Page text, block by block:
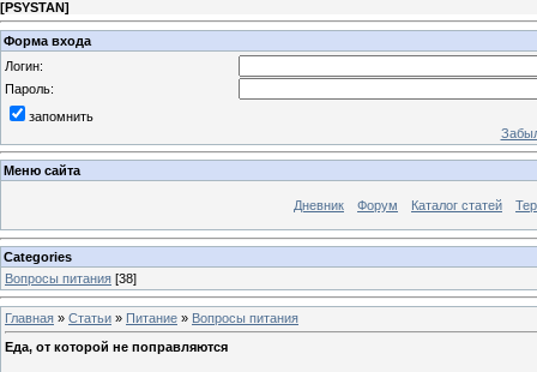
[PSYSTAN]
Форма входа
Логин:
Пароль:
запомнить
Меню сайта
Дневник Форум Каталог статей
Categories
Вопросы питания [38]
Главная » Статьи » Питание » Вопросы питания
Еда, от которой не поправляются